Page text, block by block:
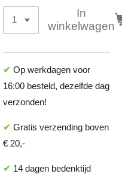
In
winkelwagen
✔ Op werkdagen voor
16:00 besteld, dezelfde dag
verzonden!
✔ Gratis verzending boven
€ 20,-
✔ 14 dagen bedenktijd